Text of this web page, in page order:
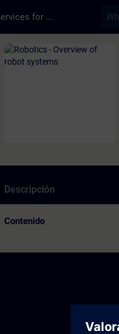
Training Services for Digital Industries
Curso - Robotics
Descripción
Contenido